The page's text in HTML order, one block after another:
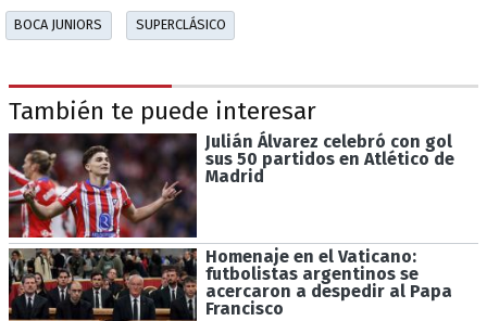
BOCA JUNIORS SUPERCLÁSICO
También te puede interesar
Julián Álvarez celebró con gol
sus 50 partidos en Atlético de
Madrid
Homenaje en el Vaticano:
futbolistas argentinos se
acercaron a despedir al Papa
Francisco